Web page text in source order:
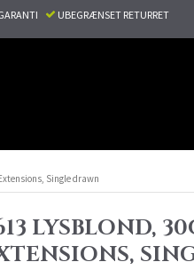
UBEGRÆNSET RETURRET
Single drawn
LYSBLOND,